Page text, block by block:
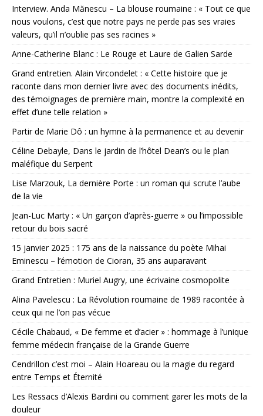
Interview. Anda Mănescu – La blouse roumaine : « Tout ce que
nous voulons, c’est que notre pays ne perde pas ses vraies
valeurs, qu’il n’oublie pas ses racines »
Anne-Catherine Blanc : Le Rouge et Laure de Galien Sarde
Grand entretien. Alain Vircondelet : « Cette histoire que je
raconte dans mon dernier livre avec des documents inédits,
des témoignages de première main, montre la complexité en
effet d’une telle relation »
Partir de Marie Dô : un hymne à la permanence et au devenir
Céline Debayle, Dans le jardin de l’hôtel Dean’s ou le plan
maléfique du Serpent
Lise Marzouk, La dernière Porte : un roman qui scrute l’aube
de la vie
Jean-Luc Marty : « Un garçon d’après-guerre » ou l’impossible
retour du bois sacré
15 janvier 2025 : 175 ans de la naissance du poète Mihai
Eminescu – l’émotion de Cioran, 35 ans auparavant
Grand Entretien : Muriel Augry, une écrivaine cosmopolite
Alina Pavelescu : La Révolution roumaine de 1989 racontée à
ceux qui ne l’on pas vécue
Cécile Chabaud, « De femme et d’acier » : hommage à l’unique
femme médecin française de la Grande Guerre
Cendrillon c’est moi – Alain Hoareau ou la magie du regard
entre Temps et Éternité
Les Ressacs d’Alexis Bardini ou comment garer les mots de la
douleur